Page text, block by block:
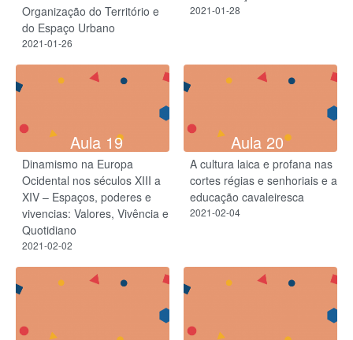
Organização do Território e
do Espaço Urbano
2021-01-26
2021-01-28
Aula 19
Dinamismo na Europa
Ocidental nos séculos XIII a
XIV – Espaços, poderes e
vivencias: Valores, Vivência e
Quotidiano
2021-02-02
Aula 20
A cultura laica e profana nas
cortes régias e senhoriais e a
educação cavaleiresca
2021-02-04